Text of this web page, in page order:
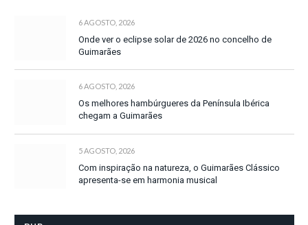
6 AGOSTO, 2026
Onde ver o eclipse solar de 2026 no concelho de
Guimarães
6 AGOSTO, 2026
Os melhores hambúrgueres da Península Ibérica
chegam a Guimarães
5 AGOSTO, 2026
Com inspiração na natureza, o Guimarães Clássico
apresenta-se em harmonia musical